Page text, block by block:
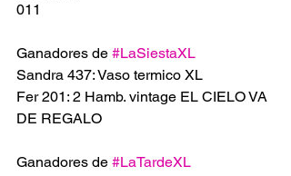
011
Ganadores de #LaSiestaXL
Sandra 437: Vaso termico XL
Fer 201: 2 Hamb. vintage EL CIELO VA
DE REGALO
Ganadores de #LaTardeXL